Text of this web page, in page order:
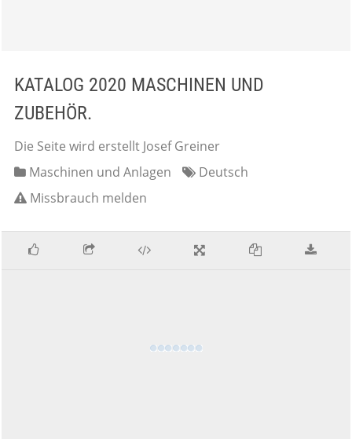
KATALOG 2020 MASCHINEN UND
ZUBEHÖR.
Die Seite wird erstellt Josef Greiner
Maschinen und Anlagen
Deutsch
Missbrauch melden